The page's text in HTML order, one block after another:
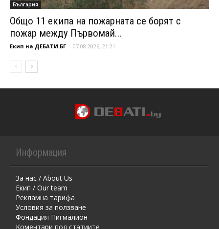
България
Общо 11 екипа на пожарната се борят с
пожар между Първомай...
Екип на ДЕБАТИ.БГ - 07.08.2026, 21:21
Информация
За нас / About Us
Екип / Our team
Рекламна тарифа
Условия за ползване
Фондация Пигмалион
Kоментaри под статиите